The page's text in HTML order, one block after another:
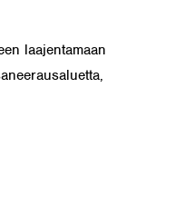
laajentamaan